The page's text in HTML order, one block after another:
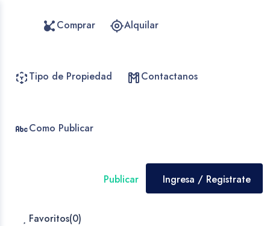
Comprar Alquilar
Tipo de Propiedad Contactanos
Como Publicar
Publicar Ingresa / Registrate
Favoritos(0)